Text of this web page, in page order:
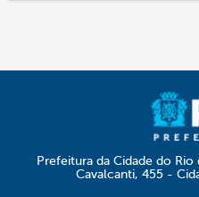
Prefeitura da Cidade do
Cavalcanti, 455 -